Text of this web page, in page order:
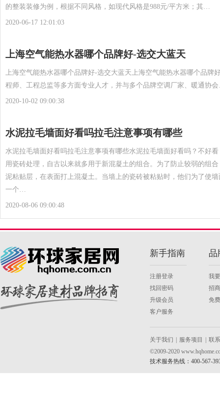
的整装装修为例，根据不同风格，如现代风格是988元/平方米；其…
2020-06-17 12:01:03
上海空气能热水器哪个品牌好-选交大蓝天
上海空气能热水器哪个品牌好-选交大蓝天上海空气能热水器哪个品牌
程师、工程总监等多方面专业人才，并与多个品牌空调厂家、暖通协
2020-10-02 09:00:38
水泥拉毛墙面好看吗拉毛注意事项有哪些
水泥拉毛墙面好看吗拉毛注意事项有哪些水泥拉毛墙面好看吗？不好
用瓷砖处理，自古以来就多用于新混凝土的组合。为了防止较弱的组
泥粘贴层，在表面打上混凝土。当墙上的瓷砖被粘贴时，他们为了使
一个…
2020-08-06 09:00:48
新手指南
注册登录
找回密码
升级会员
客户服务
品
我
招
免
关于我们 服务项目
联
©2009-2020
技术服务热线：400-567-